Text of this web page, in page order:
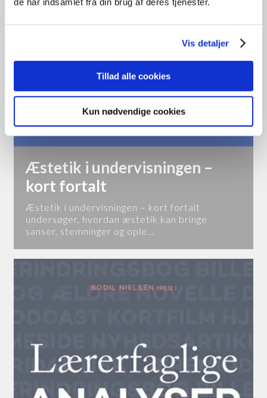
Vis detaljer
Tillad alle cookies
Kun nødvendige cookies
Æstetik i undervisningen –
kort fortalt
Æstetik i undervisningen – kort fortalt
undersøger, hvordan æstetik kan bringe
sanser, stemninger og ople…